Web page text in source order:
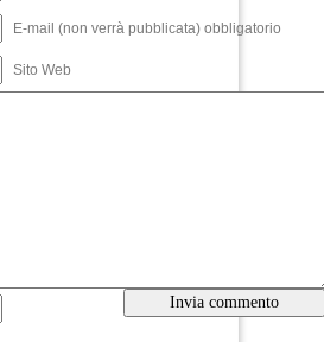
E-mail (non verrà pubblicata) obbligatorio
Sito Web